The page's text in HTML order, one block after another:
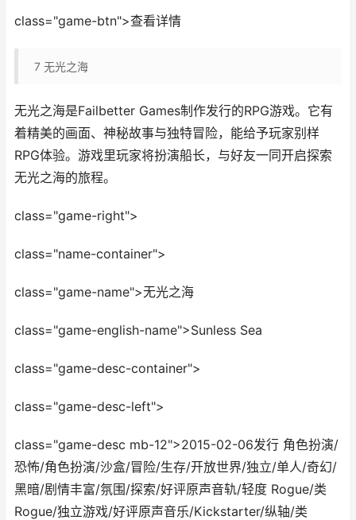
class="game-btn">查看详情
7 无光之海
无光之海是Failbetter Games制作发行的RPG游戏。它有
着精美的画面、神秘故事与独特冒险，能给予玩家别样
RPG体验。游戏里玩家将扮演船长，与好友一同开启探索
无光之海的旅程。
class="game-right">
class="name-container">
class="game-name">无光之海
class="game-english-name">Sunless Sea
class="game-desc-container">
class="game-desc-left">
class="game-desc mb-12">2015-02-06发行 角色扮演/
恐怖/角色扮演/沙盒/冒险/生存/开放世界/独立/单人/奇幻/
黑暗/剧情丰富/氛围/探索/好评原声音轨/轻度 Rogue/类
Rogue/独立游戏/好评原声音乐/Kickstarter/纵轴/类